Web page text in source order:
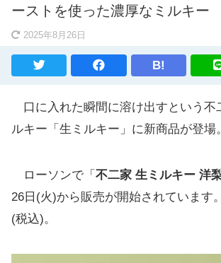
ーストを使った濃厚なミルキー
2025年8月26日
B!
口に入れた瞬間に溶け出すという不
ルキー「生ミルキー」に新商品が登場。
ローソンで「 不二家 生ミルキー 洋
26日(火)から販売が開始されています
(税込)。